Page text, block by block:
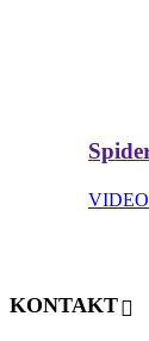
KONTAKT